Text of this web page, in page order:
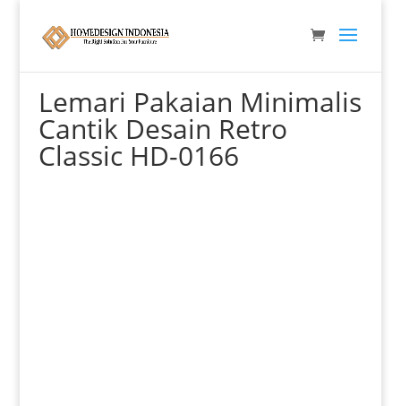
Lemari Pakaian Minimalis Cantik Desain Retro Classic
HD-0166
Lemari Pakaian Minimalis
Cantik Desain Retro
Classic HD-0166